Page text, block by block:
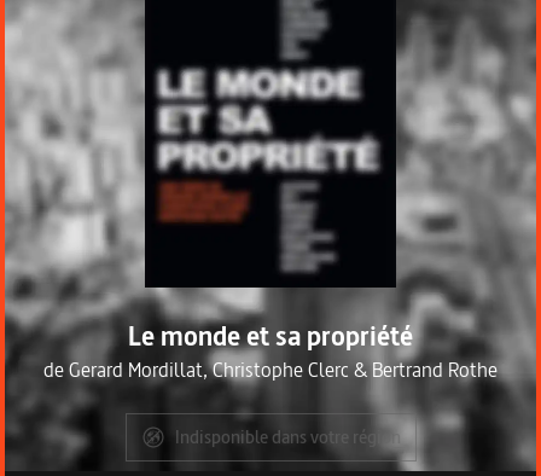
Le monde et sa propriété
deGerard Mordillat,Christophe Clerc & Bertrand Rothe
Indisponible dans votre région